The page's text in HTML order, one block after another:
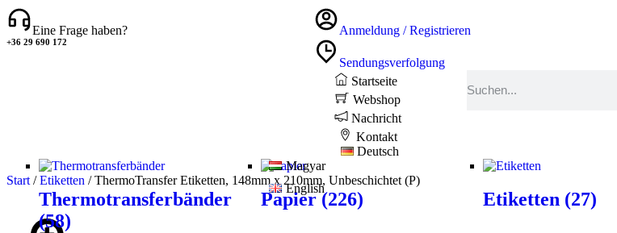
Eine Frage haben?
+36 29 690 172
Anmeldung / Registrieren
Sendungsverfolgung
Startseite
Webshop
Thermotransferbänder
(58)
Papier(226) Etiketten (27)
Nachricht
Kontakt
Deutsch
Magyar
English
Start /Etiketten / ThermoTransfer Etiketten, 148mm x 210mm, Unbeschichtet (P)